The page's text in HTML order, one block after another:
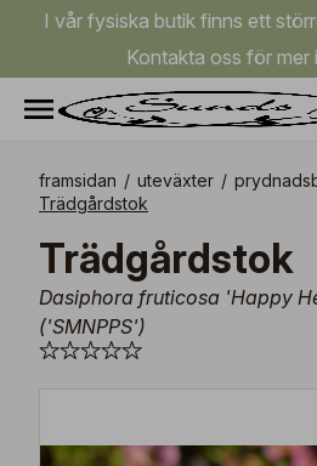
I vår fysiska butik finns ett
Kontakta oss för mer
framsidan / uteväxter /
Trädgårdstok
Trädgårdstok
Dasiphora fruticosa 'Happy
('SMNPPS')